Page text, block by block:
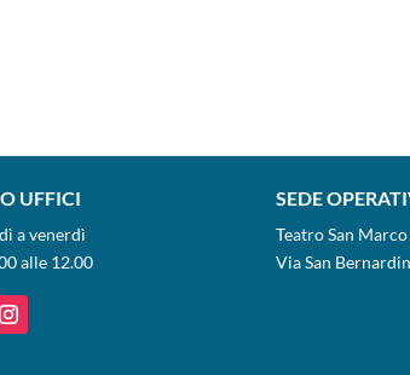
UFFICI
a venerdì
alle 12.00
SEDE
Teatro San Marco
Via San